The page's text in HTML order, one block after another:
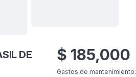
fotos
DE
$ 185,000
Gastos de mantenimiento: